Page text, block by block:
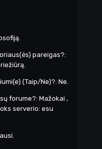
pareigas?:
(Taip/Ne)?: Ne.
forume?: Mažokai ,
serverio: esu